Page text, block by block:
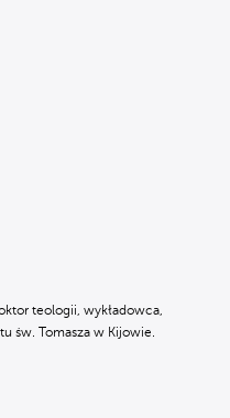
teologii, wykładowca,
św. Tomasza w Kijowie.